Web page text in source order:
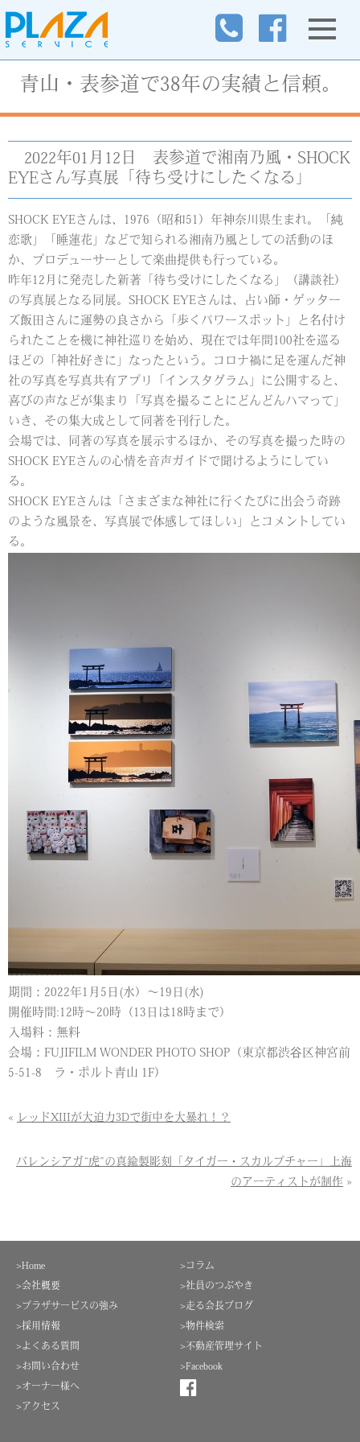
青山・表参道で38年の実績と信頼。
2022年01月12日 表参道で湘南乃風・SHOCK
EYEさん写真展「待ち受けにしたくなる」
SHOCK EYEさんは、1976（昭和51）年神奈川県生まれ。「純
恋歌」「睡蓮花」などで知られる湘南乃風としての活動のほ
か、プロデューサーとして楽曲提供も行っている。
昨年12月に発売した新著「待ち受けにしたくなる」（講談社）
の写真展となる同展。SHOCK EYEさんは、占い師・ゲッター
ズ飯田さんに運勢の良さから「歩くパワースポット」と名付け
られたことを機に神社巡りを始め、現在では年間100社を巡る
ほどの「神社好きに」なったという。コロナ禍に足を運んだ神
社の写真を写真共有アプリ「インスタグラム」に公開すると、
喜びの声などが集まり「写真を撮ることにどんどんハマって」
いき、その集大成として同著を刊行した。
会場では、同著の写真を展示するほか、その写真を撮った時の
SHOCK EYEさんの心情を音声ガイドで聞けるようにしてい
る。
SHOCK EYEさんは「さまざまな神社に行くたびに出会う奇跡
のような風景を、写真展で体感してほしい」とコメントしてい
る。
期間：2022年1月5日(水）～19日(水)
開催時間:12時～20時（13日は18時まで）
入場料：無料
会場：FUJIFILM WONDER PHOTO SHOP（東京都渋谷区神宮前
5-51-8 ラ・ポルト青山 1F）
« レッドXIIIが大迫力3Dで街中を大暴れ！？
バレンシアガ“虎”の真鍮製彫刻「タイガー・スカルプチャー」上海
のアーティストが制作 »
>コラム
>社員のつぶやき
>走る会長ブログ
>物件検索
>不動産管理サイト
>Facebook
>Home
>会社概要
>プラザサービスの強み
>採用情報
>よくある質問
>お問い合わせ
>オーナー様へ
>アクセス